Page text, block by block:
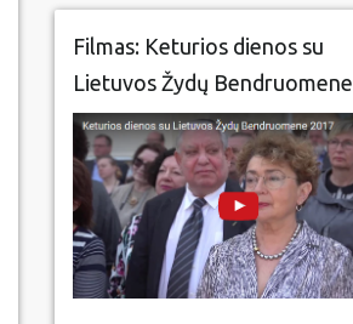
Filmas: Keturios dienos su
Lietuvos Žydų Bendruomene